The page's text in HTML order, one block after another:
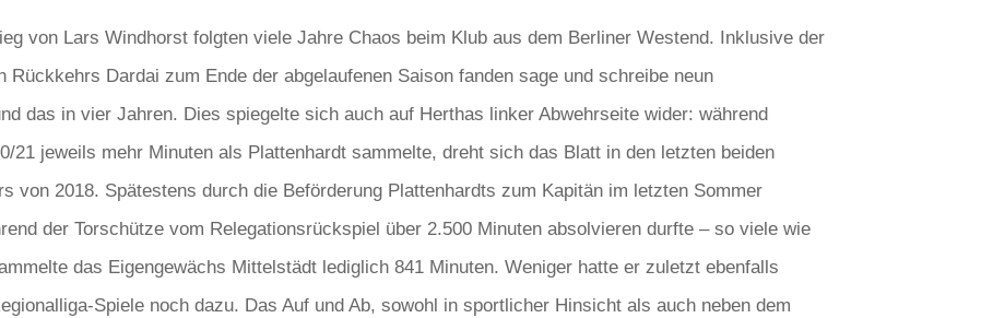
von Lars Windhorst folgten viele Jahre Chaos beim Klub aus dem Berliner Westend. Inklusive der
Dardai zum Ende der abgelaufenen Saison fanden sage und schreibe neun
das in vier Jahren. Dies spiegelte sich auch auf Herthas linker Abwehrseite wider: während
21 jeweils mehr Minuten als Plattenhardt sammelte, dreht sich das Blatt in den letzten beiden
von 2018. Spätestens durch die Beförderung Plattenhardts zum Kapitän im letzten Sommer
der Torschütze vom Relegationsrückspiel über 2.500 Minuten absolvieren durfte – so viele wie
das Eigengewächs Mittelstädt lediglich 841 Minuten. Weniger hatte er zuletzt ebenfalls
Spiele noch dazu. Das Auf und Ab, sowohl in sportlicher Hinsicht als auch neben dem